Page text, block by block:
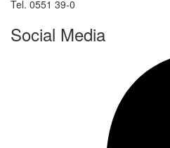
Tel. 0551 39-0
Social Media